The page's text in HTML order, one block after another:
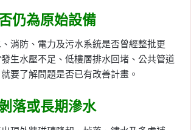
仍為原始設備
消防、電力及污水系統是否曾經整批更
生水壓不足、低樓層排水回堵、公共管道
要了解問題是否已有改善計畫。
落或長期滲水